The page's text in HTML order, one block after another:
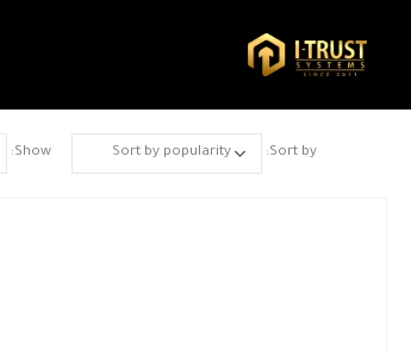
Sort by:
Show: